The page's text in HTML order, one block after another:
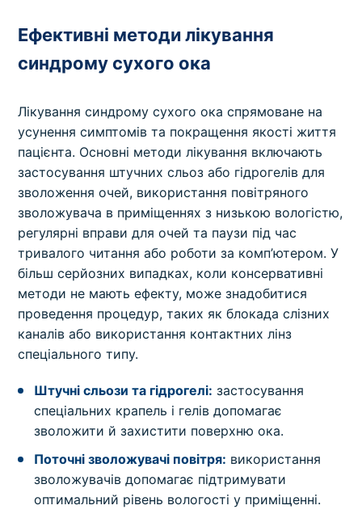
Ефективні методи лікування
синдрому сухого ока
Лікування синдрому сухого ока спрямоване на
усунення симптомів та покращення якості життя
пацієнта. Основні методи лікування включають
застосування штучних сльоз або гідрогелів для
зволоження очей, використання повітряного
зволожувача в приміщеннях з низькою вологістю,
регулярні вправи для очей та паузи під час
тривалого читання або роботи за комп’ютером. У
більш серйозних випадках, коли консервативні
методи не мають ефекту, може знадобитися
проведення процедур, таких як блокада слізних
каналів або використання контактних лінз
спеціального типу.
Штучні сльози та гідрогелі: застосування
спеціальних крапель і гелів допомагає
зволожити й захистити поверхню ока.
Поточні зволожувачі повітря: використання
зволожувачів допомагає підтримувати
оптимальний рівень вологості у приміщенні.